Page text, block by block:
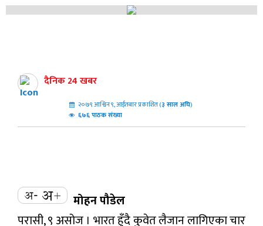
दैनिक 24 खबर
२०७९ आश्विन ९, आईतबार प्रकाशित (३ साल अघि)
६७६ पाठक संख्या
मोहन पौडेल
परासी, ९ असोज । भारत हुँदै कुवेत लैजान लागिएका चार